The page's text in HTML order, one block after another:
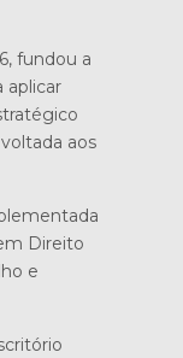
fundou a
aplicar
aos
Direito
e